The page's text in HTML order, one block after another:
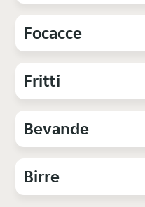
Focacce
Fritti
Bevande
Birre